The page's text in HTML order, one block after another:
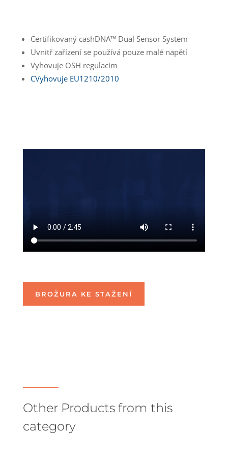
Certifikovaný cashDNA™ Dual Sensor System
Uvnitř zařízení se používá pouze malé napětí
Vyhovuje OSH regulacím
CVyhovuje EU1210/2010
BROŽURA KE STAŽENÍ
Other Products from this
category